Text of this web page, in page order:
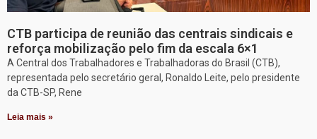
CTB participa de reunião das centrais sindicais e
reforça mobilização pelo fim da escala 6×1
A Central dos Trabalhadores e Trabalhadoras do Brasil (CTB),
representada pelo secretário geral, Ronaldo Leite, pelo presidente
da CTB-SP, Rene
Leia mais »